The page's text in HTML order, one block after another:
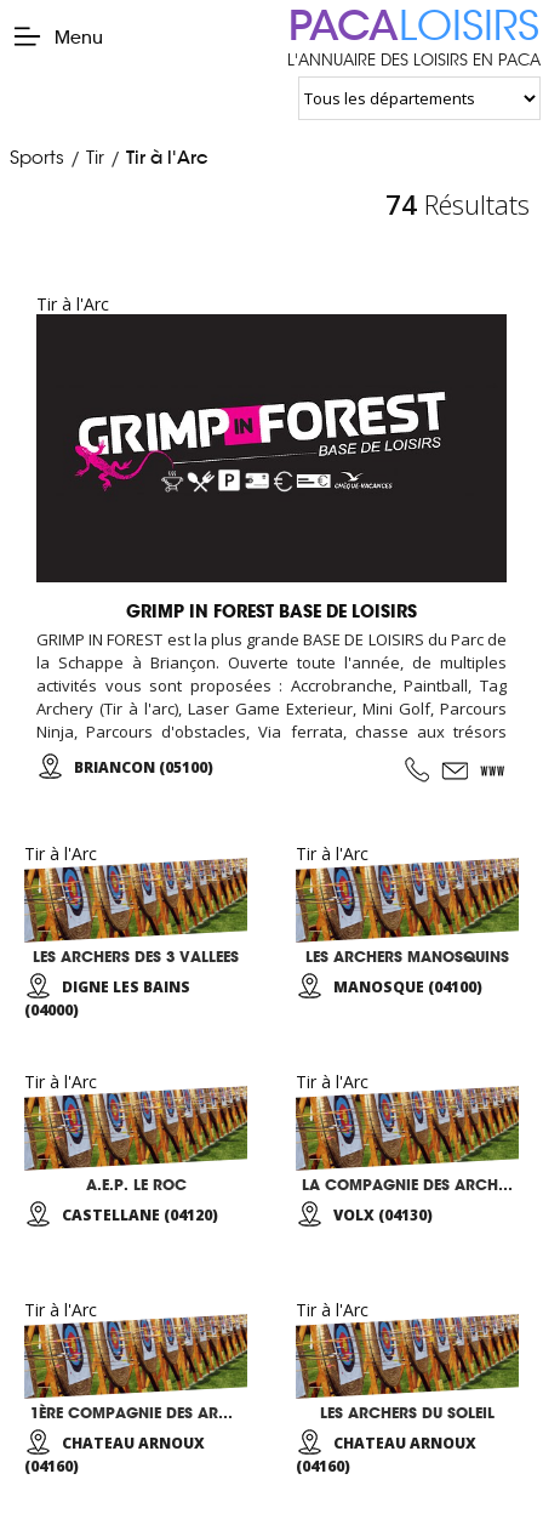
Menu PACALOISIRS
L'ANNUAIRE DES LOISIRS EN PACA
Sports / Tir / Tir à l'Arc
74 Résultats
Tir à l'Arc
GRIMP IN FOREST BASE DE LOISIRS
GRIMP IN FOREST est la plus grande BASE DE LOISIRS du Parc de
la Schappe à Briançon. Ouverte toute l'année, de multiples
activités vous sont proposées : Accrobranche, Paintball, Tag
Archery (Tir à l'arc), Laser Game Exterieur, Mini Golf, Parcours
Ninja, Parcours d'obstacles, Via ferrata, chasse aux trésors
(chasse aux indices), Biathlon... De l'aventure, des émotions,
des moments forts à partager en famille, entres amis, en
EVJF...).
BRIANCON (05100)
Tir à l'Arc
LES ARCHERS DES 3 VALLEES
DIGNE LES BAINS
(04000)
Tir à l'Arc
LES ARCHERS MANOSQUINS
MANOSQUE (04100)
Tir à l'Arc
A.E.P. LE ROC
CASTELLANE (04120)
Tir à l'Arc
LA COMPAGNIE DES ARCHERS DE PIETRAMAL
VOLX (04130)
Tir à l'Arc
1ÈRE COMPAGNIE DES ARCHERS JARLANDINS
CHATEAU ARNOUX
(04160)
Tir à l'Arc
LES ARCHERS DU SOLEIL
CHATEAU ARNOUX
(04160)